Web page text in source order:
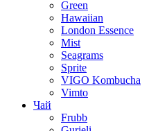
Green
Hawaiian
London Essence
Mist
Seagrams
Sprite
VIGO Kombucha
Vimto
Чай
Frubb